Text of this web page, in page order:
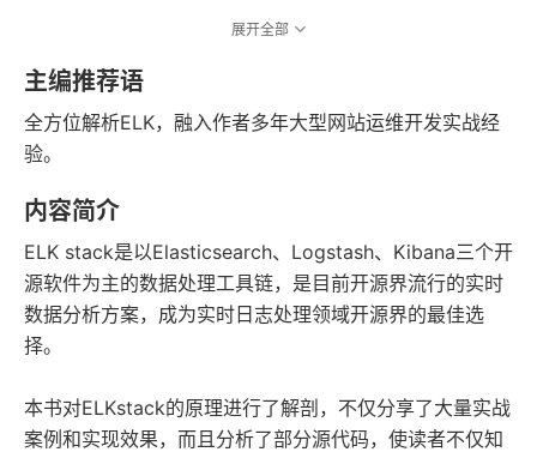
2017-05-01
发行日期
展开全部
主编推荐语
全方位解析ELK，融入作者多年大型网站运维开发实战经
验。
内容简介
ELK stack是以Elasticsearch、Logstash、Kibana三个开
源软件为主的数据处理工具链，是目前开源界流行的实时
数据分析方案，成为实时日志处理领域开源界的最佳选
择。
本书对ELKstack的原理进行了解剖，不仅分享了大量实战
案例和实现效果，而且分析了部分源代码，使读者不仅知